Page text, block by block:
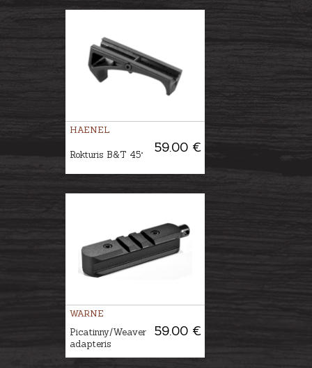
HAENEL
59.00 €
Rokturis B&T 45°
WARNE
59.00 €
Picatinny/Weaver
adapteris